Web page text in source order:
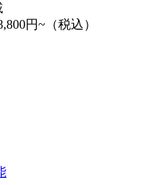
円~（税込）